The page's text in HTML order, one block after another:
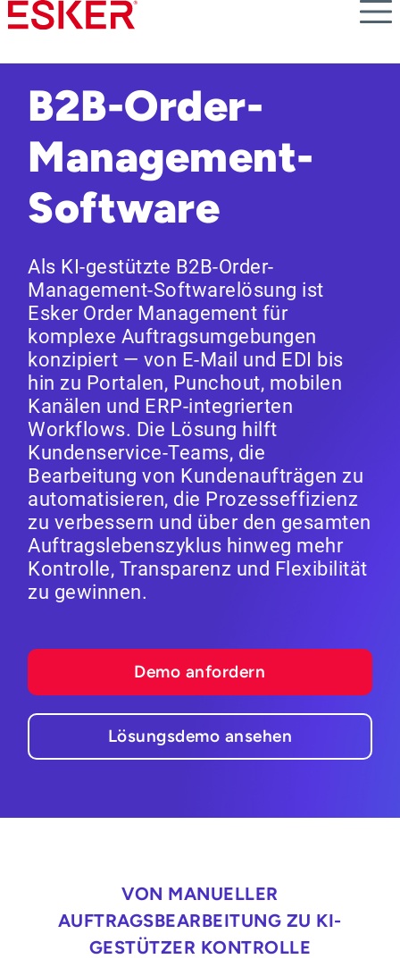
Skip
to
content
B2B-Order-
Management-
Software
Als KI-gestützte B2B-Order-
Management-Softwarelösung ist
Esker Order Management für
komplexe Auftragsumgebungen
konzipiert — von E-Mail und EDI bis
hin zu Portalen, Punchout, mobilen
Kanälen und ERP-integrierten
Workflows. Die Lösung hilft
Kundenservice-Teams, die
Bearbeitung von Kundenaufträgen zu
automatisieren, die Prozesseffizienz
zu verbessern und über den gesamten
Auftragslebenszyklus hinweg mehr
Kontrolle, Transparenz und Flexibilität
zu gewinnen.
Demo anfordern
Lösungsdemo ansehen
VON MANUELLER
AUFTRAGSBEARBEITUNG ZU KI-
GESTÜTZER KONTROLLE